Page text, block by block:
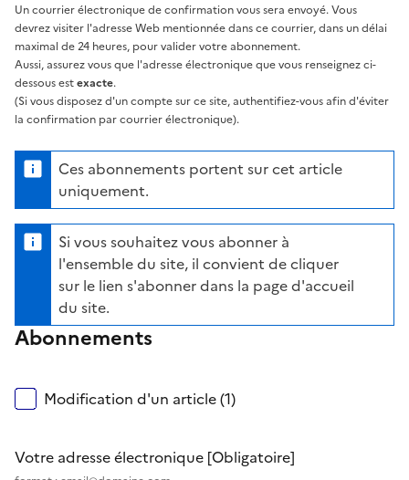
Un courrier électronique de confirmation vous sera envoyé. Vous
devrez visiter l'adresse Web mentionnée dans ce courrier, dans un délai
maximal de 24 heures, pour valider votre abonnement.
Aussi, assurez vous que l'adresse électronique que vous renseignez ci-
dessous estexacte.
(Si vous disposez d'un compte sur ce site, authentifiez-vous afin d'éviter
la confirmation par courrier électronique).
Ces abonnements portent sur cet article
uniquement.
Si vous souhaitez vous abonner à
l'ensemble du site, il convient de cliquer
sur le lien s'abonner dans la page d'accueil
du site.
Abonnements
Modification d'un article (1)
Votre adresse électronique [Obligatoire]